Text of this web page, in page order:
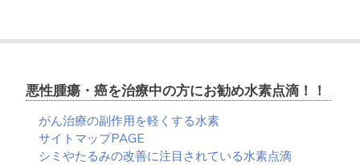
調
に
効
果
的
悪性腫瘍・癌を治療中の方にお勧め水素点滴！！
がん治療の副作用を軽くする水素
サイトマップPAGE
シミやたるみの改善に注目されている水素点滴